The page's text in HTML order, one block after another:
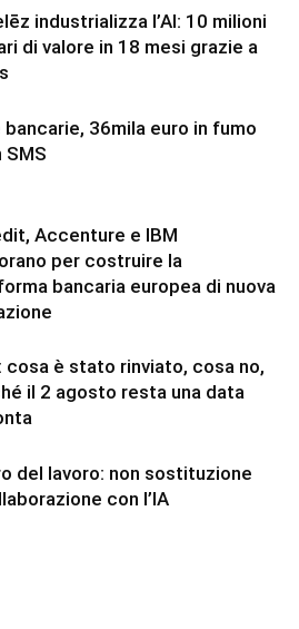
industrializza l’AI: 10 milioni
di valore in 18 mesi grazie a
36mila euro in fumo
SMS
Accenture e IBM
per costruire la
bancaria europea di nuova
cosa è stato rinviato, cosa no,
il 2 agosto resta una data
del lavoro: non sostituzione
con l’IA